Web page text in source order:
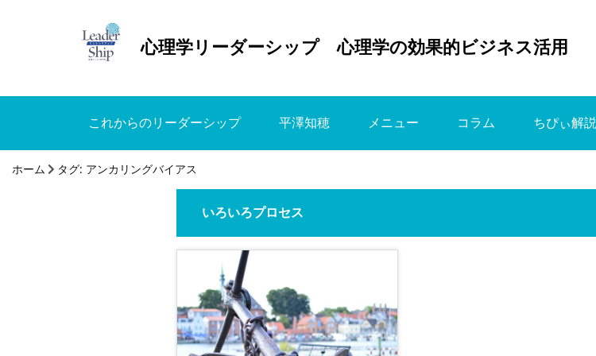
心理学リーダーシップ 心理学の効果的ビジネス活用
これからのリーダーシップ 平澤知穂 メニュー コラム ちぴぃ解説
ホーム タグ: アンカリングバイアス
いろいろプロセス